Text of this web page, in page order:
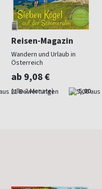
Reisen-Magazin
Wandern und Urlaub in
Österreich
ab 9,08 €
(alle 2 Monate) 5,00